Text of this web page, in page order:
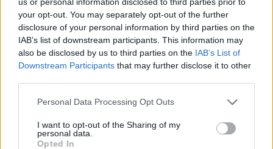
your opt-out. You may separately opt-out of the further
disclosure of your personal information by third parties on the
IAB’s list of downstream participants. This information may
also be disclosed by us to third parties on the IAB’s List of
Downstream Participants that may further disclose it to other
Personal Data Processing Opt Outs
I want to opt-out of the Sharing of my
personal data.
Opted In